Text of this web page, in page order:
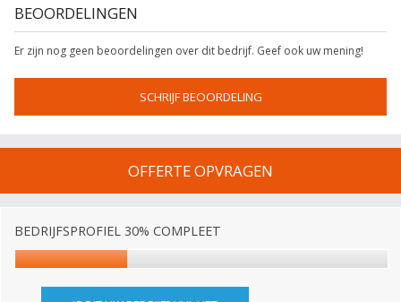
BEOORDELINGEN
Er zijn nog geen beoordelingen over dit bedrijf. Geef ook uw mening!
SCHRIJF BEOORDELING
OFFERTE OPVRAGEN
BEDRIJFSPROFIEL 30% COMPLEET